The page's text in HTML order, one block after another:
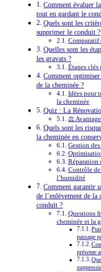
Comment évaluer
tout en gardant le
Quels sont les
supprimer le conduit ?
Comparatif
Quelles sont les
les gravats ?
Étapes
Comment optimiser
de la cheminée ?
Idées pour
la cheminée
Quiz : La
⚖️
Quels sont les
la cheminée en
Gestion
Réparation
Contrôle
l’humidité
Comment garantir
de l’enlèvement de la
conduit ?
Questions
cheminée et la
passage
présente